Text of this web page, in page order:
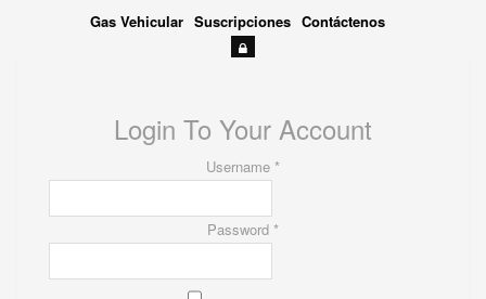
Gas Vehicular Suscripciones Contáctenos
Login To Your Account
Username *
Password *